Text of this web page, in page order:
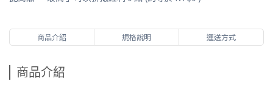
商品介紹 規格說明 運送方式
商品介紹